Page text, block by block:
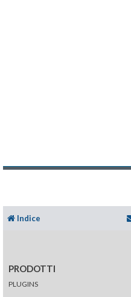
Indice
PRODOTTI
PLUGINS